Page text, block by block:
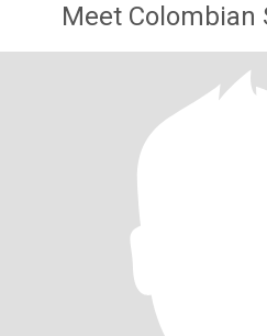
Meet Colombian